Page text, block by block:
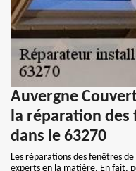
Auvergne
la réparation des
dans le 63270
Les réparations des fenêtres
experts en la matière. En fait,